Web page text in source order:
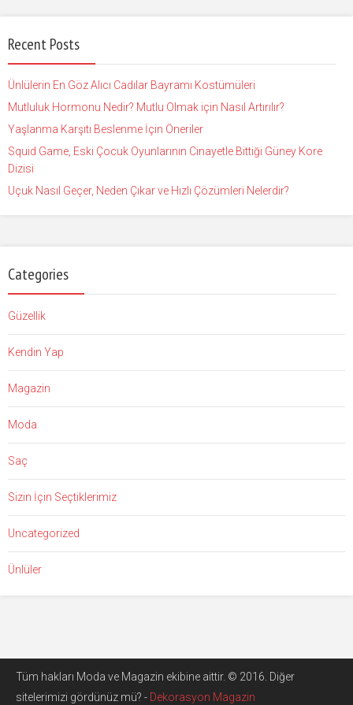
Recent Posts
Ünlülerin En Göz Alıcı Cadılar Bayramı Kostümüleri
Mutluluk Hormonu Nedir? Mutlu Olmak için Nasıl Artırılır?
Yaşlanma Karşıtı Beslenme İçin Öneriler
Squid Game, Eski Çocuk Oyunlarının Cinayetle Bittiği Güney Kore
Dizisi
Uçuk Nasıl Geçer, Neden Çıkar ve Hızlı Çözümleri Nelerdir?
Categories
Güzellik
Kendin Yap
Magazin
Moda
Saç
Sizin İçin Seçtiklerimiz
Uncategorized
Ünlüler
Tüm hakları Moda ve Magazin ekibine aittir. © 2016. Diğer
sitelerimizi gördünüz mü? - Dekorasyon Magazin